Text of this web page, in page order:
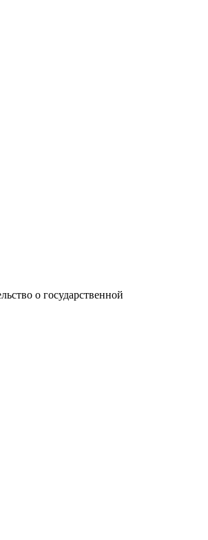
о государственной